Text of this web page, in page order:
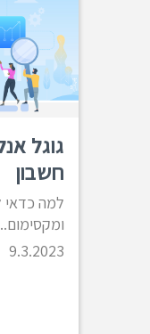
גוגל
חשבון
למה כדאי
9.3.2023